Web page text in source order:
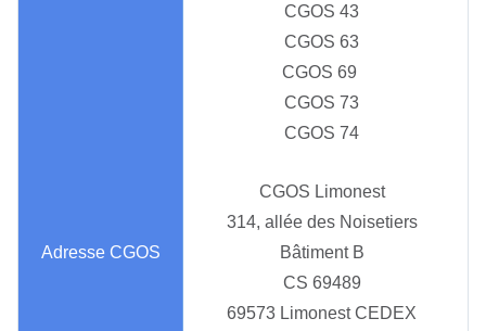
CGOS 43
CGOS 63
CGOS 69
CGOS 73
CGOS 74
CGOS Limonest
314, allée des Noisetiers
Bâtiment B
CS 69489
69573 Limonest CEDEX